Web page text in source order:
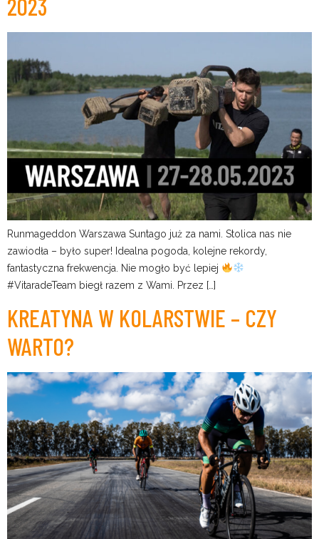
2023
Runmageddon Warszawa Suntago już za nami. Stolica nas nie
zawiodła – było super! Idealna pogoda, kolejne rekordy,
fantastyczna frekwencja. Nie mogło być lepiej
#VitaradeTeam biegł razem z Wami. Przez […]
KREATYNA W KOLARSTWIE – CZY
WARTO?